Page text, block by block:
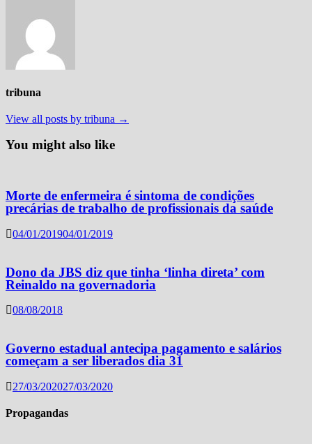
tribuna
View all posts by tribuna →
You might also like
Morte de enfermeira é sintoma de condições
precárias de trabalho de profissionais da saúde
04/01/201904/01/2019
Dono da JBS diz que tinha ‘linha direta’ com
Reinaldo na governadoria
08/08/2018
Governo estadual antecipa pagamento e salários
começam a ser liberados dia 31
27/03/202027/03/2020
Propagandas